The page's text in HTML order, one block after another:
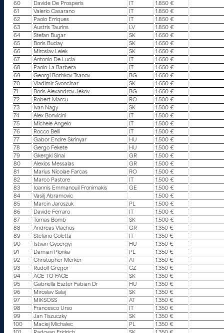
60
Davide De Prosperis
1.850 €
61
Valerio Casarano
1.850 €
62
Paolo Erriques
1.850 €
63
Austris Taurins LV
1.850 €
64
Stefan Bugar SK
1.650 €
65
Boris Buday SK
1.650 €
66
Miroslav Lelek SK
1.650 €
67
Antonio De Lucia
1.650 €
68
Paolo La Barbera
1.650 €
69
Georgi Bozhkov Tsanov BG
1.650 €
70
Vladimir Svoncinar SK
1.650 €
71
Boris Alexandrov Jekov BG
1.650 €
72
Robert Marcu RO
1.500 €
73
Ivan Nagy SK
1.500 €
74
Alex Bonvicini
1.500 €
75
Michele Angelo
1.500 €
76
Rocco Belli
1.500 €
77
Gabor Endre Skrinyar HU
1.500 €
78
Gergo Fekete HU
1.500 €
79
Gkergki Sinai GR
1.500 €
80
Alexios Messalas GR
1.500 €
81
Marius Nicolae Farcas RO
1.500 €
82
Marco Pastore
1.500 €
83
Ioannis Emmanouil Fronimakis GE
1.500 €
84
Vasilj Abramovic
1.500 €
85
Marcin Jaroszuk PL
1.500 €
86
Davide Ferraro
1.500 €
87
Tomas Bomb SK
1.500 €
88
Andreas Vlachos GR
1.350 €
89
Stefano Coletta
1.350 €
90
Istvan Gyoergyi HU
1.350 €
91
Damian Plonka PL
1.350 €
92
Christopher Merker AT
1.350 €
93
Rudolf Gregor CZ
1.350 €
94
ACE TO FACE SK
1.350 €
95
Gabriella Eszter Fabian Dr HU
1.350 €
96
Miroslav Salaj SK
1.350 €
97
MIKSOSS AT
1.350 €
98
Francesco Urso
1.350 €
99
Jan Tiszuczky SK
1.350 €
100
Maciej Michalec PL
1.350 €